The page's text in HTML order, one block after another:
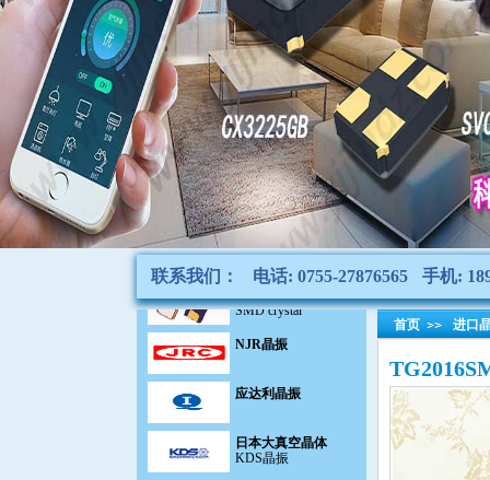
联系我们： 电话: 0755-27876565 手机:
陶瓷晶振
Ceramic SMD crystal
陶瓷滤波器
CeramicFilter
声表面滤波器|谐振器
SAW filter
千赫晶体KHZ
KHz Crystal
石英晶振
Quartz Crystal
贴片晶振
SMD crystal
NJR晶振
KDS晶振
精工晶振
首页 进口